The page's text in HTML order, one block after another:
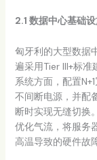
2.1 数据中心基础
匈牙利的大型数据
遍采用Tier III+标
系统方面，配置
不间断电源，并配
断时实现无缝切换
优化气流，将服务
高温导致的硬件故障